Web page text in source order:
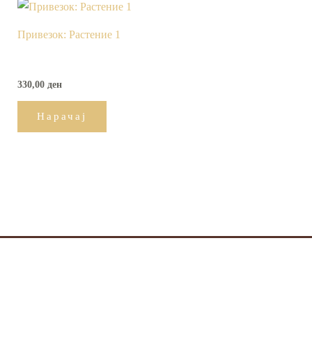
Привезок: Растение 1
330,00 ден
Нарачај